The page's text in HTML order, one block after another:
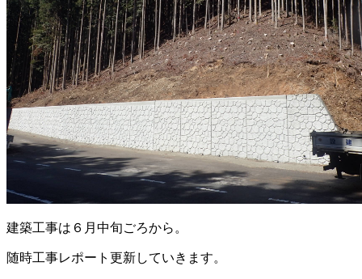
建築工事は６月中旬ごろから。
随時工事レポート更新していきます。